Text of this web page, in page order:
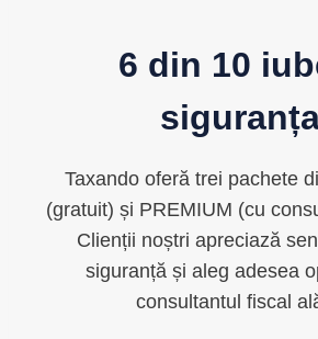
6 din 10
Taxando oferă trei pachete
(gratuit) și PREMIUM (cu
Clienții noștri apreciază
siguranță și aleg adesea
consultantul fiscal